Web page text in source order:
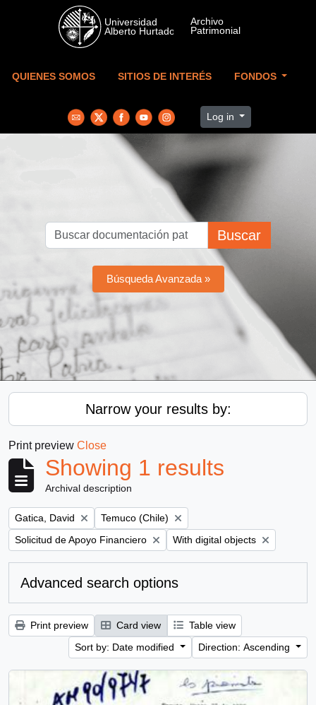
Skip to main content
QUIENES SOMOS SITIOS DE INTERÉS FONDOS
Log in
Buscar
Búsqueda Avanzada »
Narrow your results by:
Print preview Close
Showing 1 results
Archival description
Remove filter:
Gatica, David Remove filter:
Temuco (Chile)
Remove filter:
Solicitud de Apoyo Financiero Remove filter:
With digital objects
Advanced search options
Print preview Card view
Table view
Sort by: Date modified
Direction: Ascending